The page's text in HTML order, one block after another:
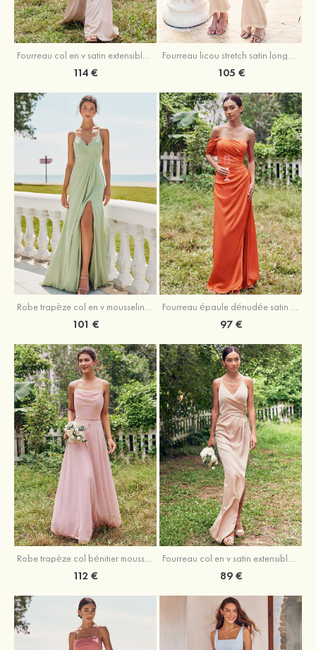
Fourreau col en v satin extensible ras du sol robe de demoiselle d'honneur
114 €
Fourreau licou stretch satin longueur cheville robe de demoiselle d'honneur
105 €
Robe trapèze col en v mousseline ras du sol robe de demoiselle d'honneur
101 €
Fourreau épaule dénudée satin extensible ras du sol robe de demoiselle d'honneur
97 €
Robe trapèze col bénitier mousseline ras du sol robe de demoiselle d'honneur
112 €
Fourreau col en v satin extensible asymétrique robe de demoiselle d'honneur
89 €